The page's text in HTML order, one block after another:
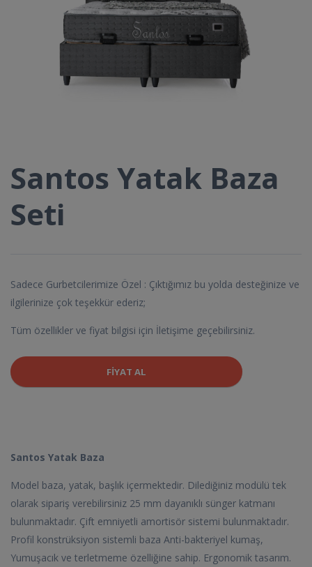
Santos Yatak Baza
Seti
Sadece Gurbetcilerimize Özel : Çıktığımız bu yolda desteğinize ve
ilgilerinize çok teşekkür ederiz;
Tüm özellikler ve fiyat bilgisi için İletişime geçebilirsiniz.
FIYAT AL
Santos Yatak Baza
Model baza, yatak, başlık içermektedir. Dilediğiniz modülü tek
olarak sipariş verebilirsiniz 25 mm dayanıklı sünger katmanı
bulunmaktadır. Çift emniyetli amortisör sistemi bulunmaktadır.
Profil konstrüksiyon sistemli baza Anti-bakteriyel kumaş,
Yumuşacık ve terletmeme özelliğine sahip. Ergonomik tasarım.